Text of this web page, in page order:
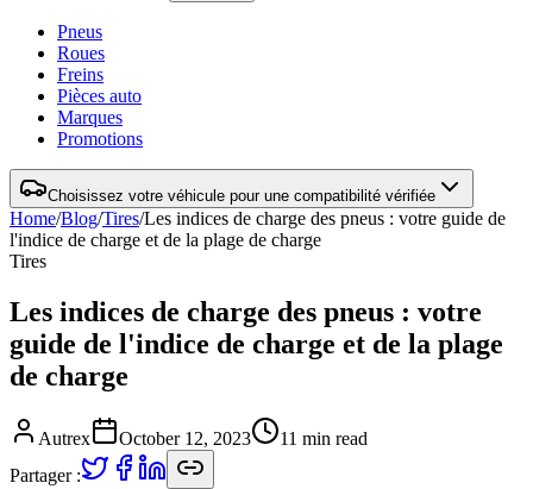
Pneus
Roues
Freins
Pièces auto
Marques
Promotions
Choisissez votre véhicule pour une compatibilité vérifiée
Home/Blog/Tires/Les indices de charge des pneus : votre guide de
l'indice de charge et de la plage de charge
Tires
Les indices de charge des pneus : votre
guide de l'indice de charge et de la plage
de charge
Autrex October 12, 2023 11 min read
Partager :